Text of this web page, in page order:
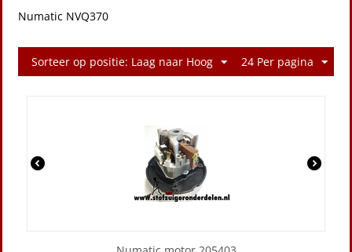
Numatic NVQ370
Sorteer op positie: Laag naar Hoog 24 Per pagina